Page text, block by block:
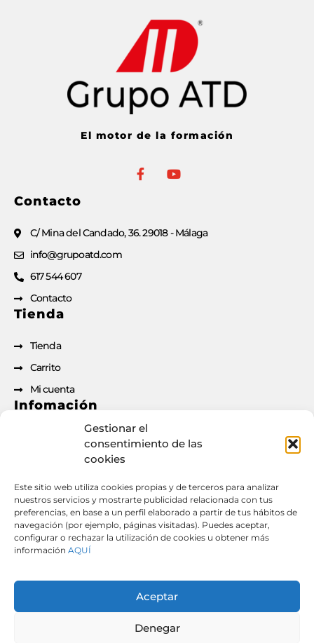
Gestionar el
consentimiento de las
cookies
Este sitio web utiliza cookies propias y de terceros para analizar
nuestros servicios y mostrarte publicidad relacionada con tus
preferencias, en base a un perfil elaborado a partir de tus hábitos de
navegación (por ejemplo, páginas visitadas). Puedes aceptar,
configurar o rechazar la utilización de cookies u obtener más
información AQUÍ
Aceptar
Denegar
El motor de la formación
Contacto
C/ Mina del Candado, 36. 29018 - Málaga
info@grupoatd.com
617 544 607
Contacto
Tienda
Tienda
Carrito
Mi cuenta
Infomación
Política de privacidad
Condiciones de contratación
Documento de desistimiento
contrato o pedido a través de esta web, puedes
ejercer tu derecho de desistimiento desde aquí.
[Desistir del contrato aquí] [Descargar PDF de
desistimiento